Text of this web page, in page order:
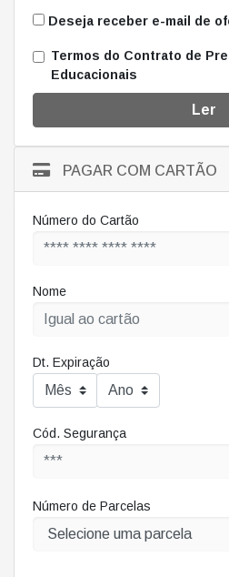
Deseja receber e-mail de
Termos do Contrato de
Educacionais
Ler
PAGAR COM CARTÃO
Número do Cartão
Nome
Dt. Expiração
Cód. Segurança
Número de Parcelas